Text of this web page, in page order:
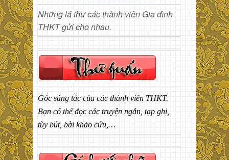
Những lá thư các thành viên Gia đình
THKT gửi cho nhau.
Góc sáng tác của các thành viên THKT.
Bạn có thể đọc các truyện ngắn, tạp ghi,
tùy bút, bài khảo cứu,…